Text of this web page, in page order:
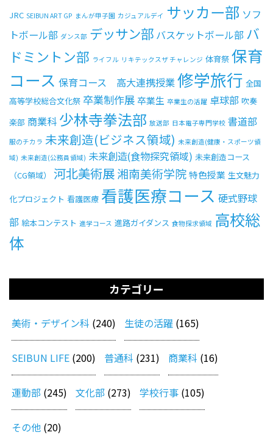
JRC SEIBUN ART GP まんが甲子園 カジュアルデイ サッカー部 ソフ
トボール部 ダンス部 デッサン部 バスケットボール部 バ
ドミントン部 ライフル リキテックスザ チャレンジ 体育祭 保育
コース 保育コース 高大連携授業修学旅行 全国
高等学校総合文化祭 卒業制作展卒業生 卒業生の活躍 卓球部 吹奏
楽部 商業科 少林寺拳法部 放送部 日本電子専門学校 書道部
服のチカラ 未来創造(ビジネス領域) 未来創造(健康・スポーツ領
域) 未来創造(公務員領域) 未来創造(食物探究領域) 未来創造コース
（CG領域）
河北美術展湘南美術学院特色授業 生文魅力
化プロジェクト 看護医療 看護医療コース 硬式野球
部 絵本コンテスト 進学コース 進路ガイダンス 食物探求領域 高校総
体
カテゴリー
美術・デザイン科 (240) 生徒の活躍 (165)
SEIBUN LIFE (200) 普通科 (231) 商業科 (16)
運動部 (245) 文化部 (273) 学校行事 (105)
その他 (20)